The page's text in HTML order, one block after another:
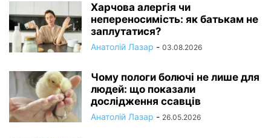
Харчова алергія чи
непереносимість: як батькам не
заплутатися?
Анатолій Лазар - 03.08.2026
Чому пологи болючі не лише для
людей: що показали
дослідження ссавців
Анатолій Лазар - 26.05.2026